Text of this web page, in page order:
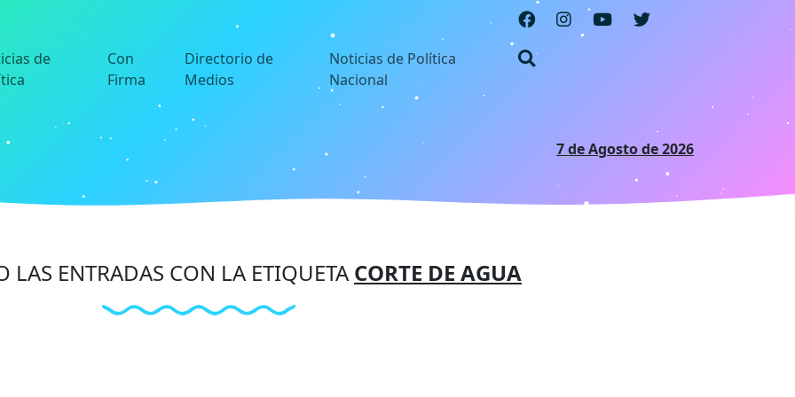
de
Con
Firma
Directorio de
Medios
Noticias de Política
Nacional
7 de Agosto de 2026
LAS ENTRADAS CON LA ETIQUETACORTE DE AGUA